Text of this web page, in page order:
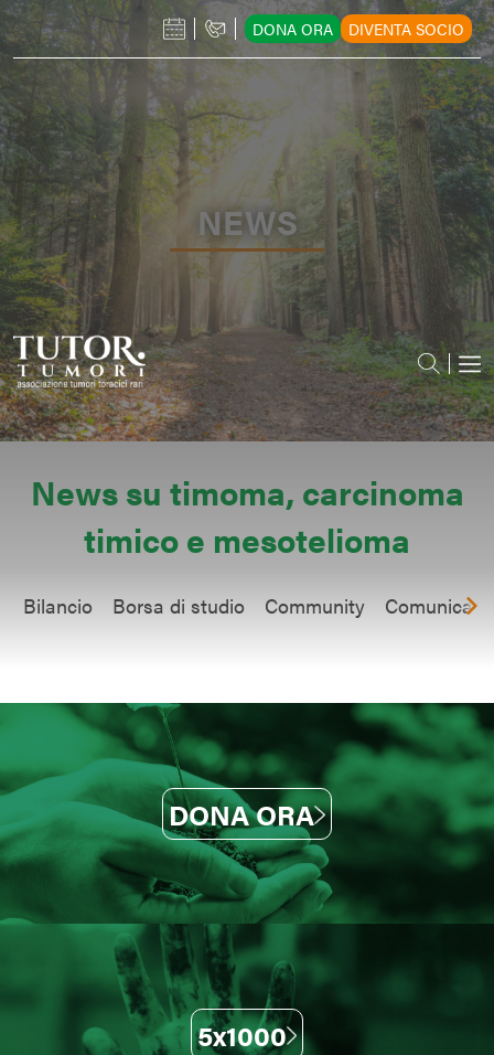
DONA ORA DIVENTA SOCIO
NEWS
News su timoma, carcinoma
timicoe mesotelioma
Bilancio Borsa di studio Community
DONA ORA
5x1000